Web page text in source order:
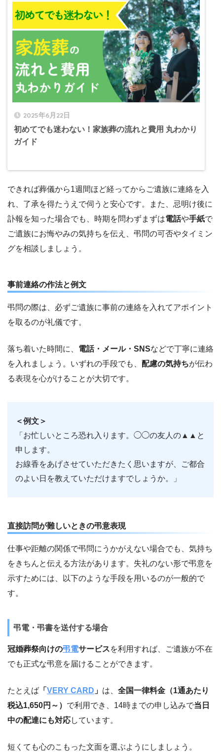
2025年6月22日
初めてでも迷わない！家族葬の流れと費用 丸わかり
ガイド
できれば葬儀から1週間ほど経ってからご遺族に連絡を入
れ、了承を得たうえで伺うと安心です。また、忌明け後に
訃報を知った場合でも、時期を問わずまずは電話や手紙で
ご遺族にお悔やみの気持ちを伝え、弔問の可否やタイミン
グを相談しましょう。
事前連絡の作法と例文
弔問の際は、必ずご遺族に事前の連絡を入れてアポイント
を取るのが礼儀です。
落ち着いた時間に、 電話・メール・SNSなどで丁寧に連絡
を入れましょう。いずれの手段でも、 配慮の気持ちが伝わ
る表現を心がけることが大切です。
＜例文＞
「お忙しいところ恐れ入ります。◯◯の友人の▲▲と
申します。
お線香をあげさせていただきたく思いますが、ご都合
のよい日を教えていただけますでしょうか。」
直接訪問が難しいときの弔意表現
仕事や距離の関係で弔問にうかがえない場合でも、気持ち
をきちんと伝える方法があります。失礼のない形で弔意を
示すためには、以下のような手段を用いるのが一般的で
す。
弔電・弔書を送付する場合
冠婚葬祭向けの弔電サービスを利用すれば、ご遺族が不在
でも正式な弔意を届けることができます。
たとえば 「 VERY CARD 」 は、 全国一律料金（1通あたり
税込1,650円～） で利用でき、14時までの申し込みで当日
中の配達にも対応しています。
短くても心のこもった文面を選ぶようにしましょう。